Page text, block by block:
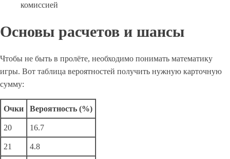
комиссией
Основы расчетов и шансы
Чтобы не быть в пролёте, необходимо понимать математику
игры. Вот таблица вероятностей получить нужную карточную
сумму:
Очки Вероятность (%)
20 16.7
21 4.8